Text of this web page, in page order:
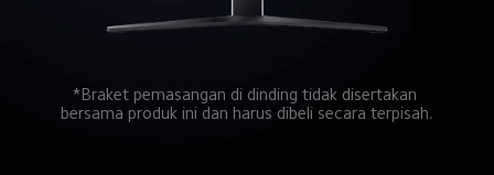
*Braket pemasangan di dinding tidak disertakan
bersama produk ini dan harus dibeli secara terpisah.